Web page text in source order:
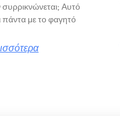
συρρικνώνεται; Αυτό
πάντα με το φαγητό